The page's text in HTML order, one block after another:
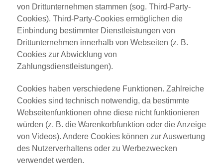
von Drittunternehmen stammen (sog. Third-Party-
Cookies). Third-Party-Cookies ermöglichen die
Einbindung bestimmter Dienstleistungen von
Drittunternehmen innerhalb von Webseiten (z. B.
Cookies zur Abwicklung von
Zahlungsdienstleistungen).
Cookies haben verschiedene Funktionen. Zahlreiche
Cookies sind technisch notwendig, da bestimmte
Webseitenfunktionen ohne diese nicht funktionieren
würden (z. B. die Warenkorbfunktion oder die Anzeige
von Videos). Andere Cookies können zur Auswertung
des Nutzerverhaltens oder zu Werbezwecken
verwendet werden.